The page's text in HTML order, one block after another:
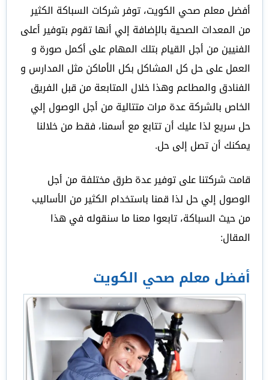
أفضل معلم صحي الكويت، توفر شركات السباكة الكثير
من المعدات الصحية بالإضافة إلي أنها تقوم بتوفير أعلى
الفنيين من أجل القيام بتلك المهام على أكمل صورة و
العمل على حل كل المشاكل بكل الأماكن مثل المدارس و
الفنادق والمطاعم وهذا خلال المتابعة من قبل الفريق
الخاص بالشركة عدة مرات متتالية من أجل الوصول إلي
حل سريع لذا عليك أن تتابع مع أسمنا، فقط من خلالنا
يمكنك أن تصل إلى حل.
قامت شركتنا على توفير عدة طرق مختلفة من أجل
الوصول إلي حل لذا قمنا باستخدام الكثير من الأساليب
من حيث السباكة، تابعوا معنا ما سنقوله في هذا
المقال:
أفضل معلم صحي الكويت